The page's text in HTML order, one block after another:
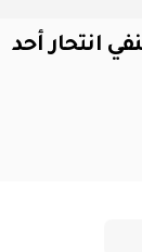
انتحار أحد